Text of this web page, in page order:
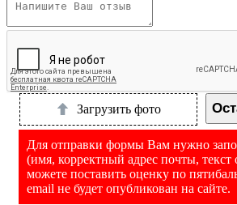
Загрузить фото
Для отправки формы Вам нужно
(имя, корректный адрес почты,
можете поставить оценку по
email не будет опубликован на сайте.